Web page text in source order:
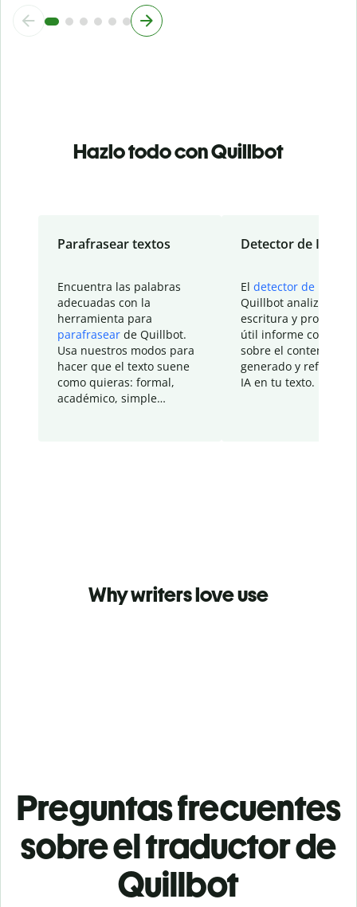
Hazlo todo con Quillbot
Parafrasear textos
Encuentra las palabras
adecuadas con la
herramienta para
parafrasear de Quillbot.
Usa nuestros modos para
hacer que el texto suene
como quieras: formal,
académico, simple…
Detector de IA
El detector de IA
Quillbot analiza tu
escritura y
útil informe con
sobre el contenido
generado y refinado
IA en tu texto.
Why writers love use
Preguntas frecuentes
sobre el traductor de
Quillbot